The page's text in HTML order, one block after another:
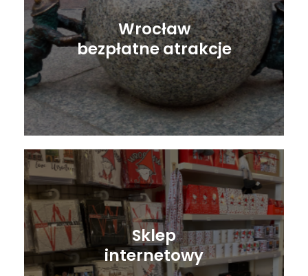
Wrocław
bezpłatne atrakcje
Sklep
internetowy